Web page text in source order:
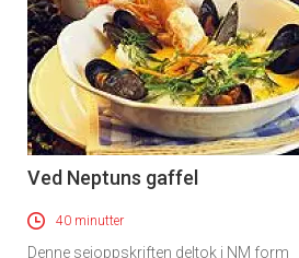
Ved Neptuns gaffel
40 minutter
Denne seioppskriften deltok i NM form